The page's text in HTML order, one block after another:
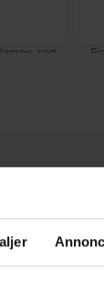
sort,